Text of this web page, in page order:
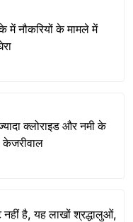
में नौकरियों के मामले में
क्लोराइड और नमी के
केजरीवाल
है, यह लाखों श्रद्धालुओं,